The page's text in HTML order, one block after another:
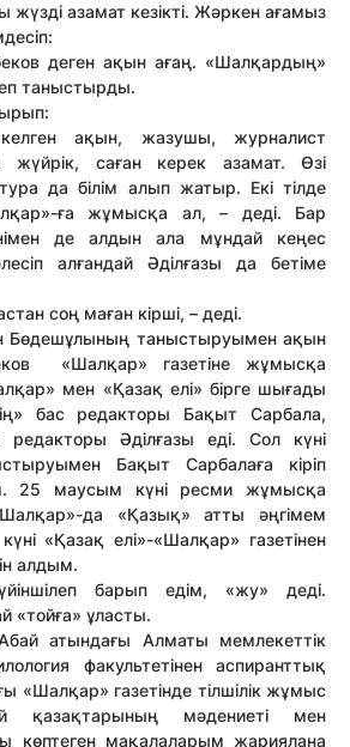
азамат кезікті. Жәркен ағамыз
деген ақын ағаң. «Шалқардың»
таныстырды.
ақын, жазушы, журналист
саған керек азамат. Өзі
да білім алып жатыр. Екі тілде
ға жұмысқа ал, – деді. Бар
де алдын ала мұндай кеңес
алғандай Әділғазы да бетіме
соң маған кірші, – деді.
Бөдешұлының таныстыруымен ақын
«Шалқар» газетіне жұмысқа
мен «Қазақ елі» бірге шығады
бас редакторы Бақыт Сарбала,
Әділғазы еді. Сол күні
Бақыт Сарбалаға кіріп
25 маусым күні ресми жұмысқа
да «Қазық» атты әңгімем
«Қазақ елі»-«Шалқар» газетінен
алдым.
барып едім, «жу» деді.
«тойға» ұласты.
атындағы Алматы мемлекеттік
факультетінен аспиранттық
«Шалқар» газетінде тілшілік жұмыс
қазақтарының мәдениеті мен
көптеген мақалаларым жариялана